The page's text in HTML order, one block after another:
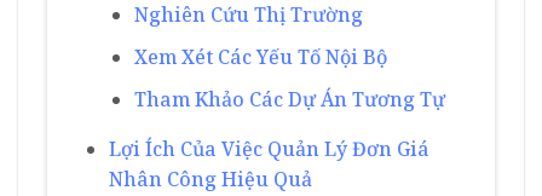
Nghiên Cứu Thị Trường
Xem Xét Các Yếu Tố Nội Bộ
Tham Khảo Các Dự Án Tương Tự
Lợi Ích Của Việc Quản Lý Đơn Giá
Nhân Công Hiệu Quả